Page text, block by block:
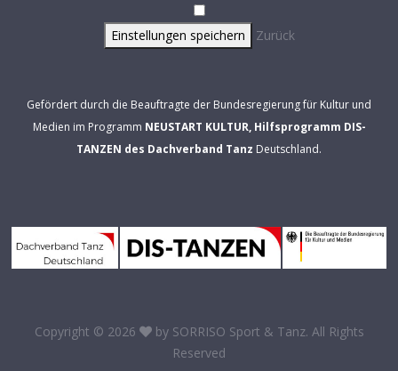
Einstellungen speichern Zurück
Gefördert durch die Beauftragte der Bundesregierung für Kultur und
Medien im Programm NEUSTART KULTUR, Hilfsprogramm DIS-
TANZEN des Dachverband Tanz Deutschland.
Copyright © 2026 by SORRISO Sport & Tanz. All Rights
Reserved